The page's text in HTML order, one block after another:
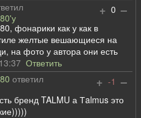
+ 0 –
фонарики как у как в
желтые вешающиеся на
на фото у автора они есть
13:37Ответить
+ -1 –
ответил
бренд TALMU а Тalmus это